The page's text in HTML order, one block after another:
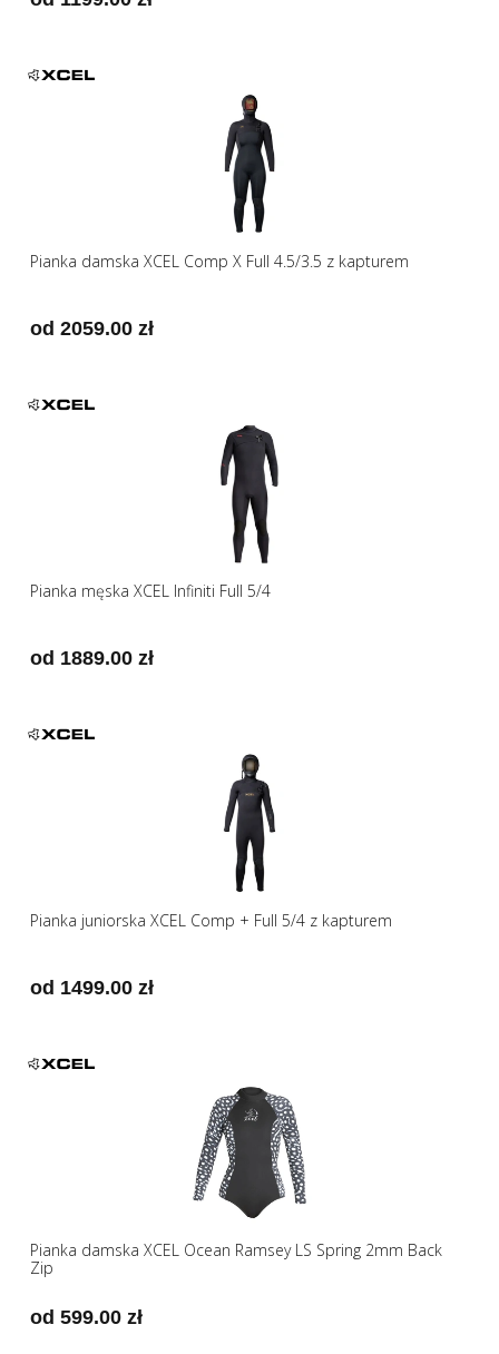
Pianka damska XCEL Comp X Full 4.5/3.5 z kapturem
od 2059.00 zł
Pianka męska XCEL Infiniti Full 5/4
od 1889.00 zł
Pianka juniorska XCEL Comp + Full 5/4 z kapturem
od 1499.00 zł
Pianka damska XCEL Ocean Ramsey LS Spring 2mm Back
Zip
od 599.00 zł